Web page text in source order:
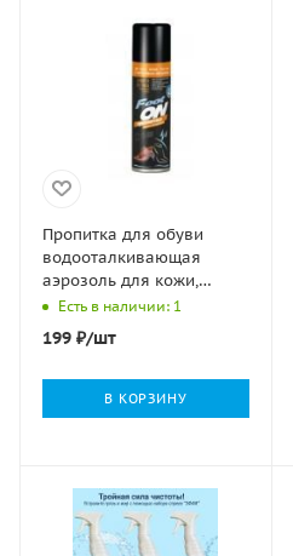
Пропитка для обуви
водооталкивающая
аэрозоль для кожи,
текстиля, синт.мат-ов
FootON 230мл 1/12
Есть в наличии: 1
199 ₽/шт
В КОРЗИНУ